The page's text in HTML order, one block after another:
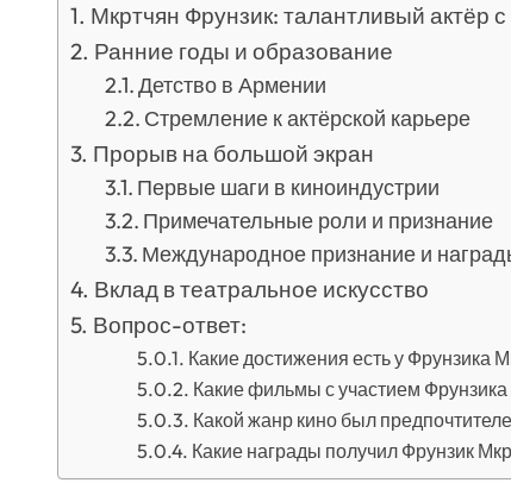
Мкртчян Фрунзик: талантливый актёр
Ранние годы и образование
Детство в Армении
Стремление к актёрской карьере
Прорыв на большой экран
Первые шаги в киноиндустрии
Примечательные роли и признание
Международное признание и
Вклад в театральное искусство
Вопрос-ответ:
Какие достижения есть у Фрунзика
Какие фильмы с участием
Какой жанр кино был
Какие награды получил Фрунзик